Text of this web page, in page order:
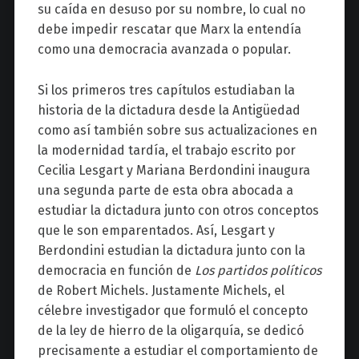
su caída en desuso por su nombre, lo cual no
debe impedir rescatar que Marx la entendía
como una democracia avanzada o popular.
Si los primeros tres capítulos estudiaban la
historia de la dictadura desde la Antigüedad
como así también sobre sus actualizaciones en
la modernidad tardía, el trabajo escrito por
Cecilia Lesgart y Mariana Berdondini inaugura
una segunda parte de esta obra abocada a
estudiar la dictadura junto con otros conceptos
que le son emparentados. Así, Lesgart y
Berdondini estudian la dictadura junto con la
democracia en función de Los partidos políticos
de Robert Michels. Justamente Michels, el
célebre investigador que formuló el concepto
de la ley de hierro de la oligarquía, se dedicó
precisamente a estudiar el comportamiento de